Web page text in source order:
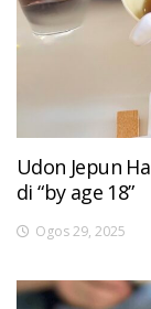
Udon Jepun
di “by age 18”
Ogos 29, 2025